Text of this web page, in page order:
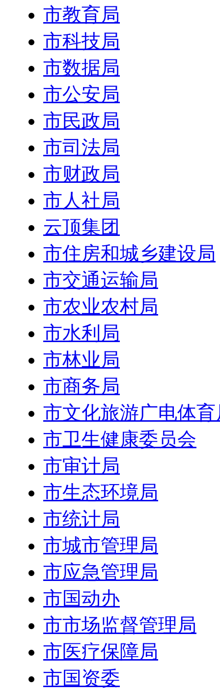
市教育局
市科技局
市数据局
市公安局
市民政局
市司法局
市财政局
市人社局
云顶集团
市住房和城乡建设局
市交通运输局
市农业农村局
市水利局
市林业局
市商务局
市文化旅游广电体育
市卫生健康委员会
市审计局
市生态环境局
市统计局
市城市管理局
市应急管理局
市国动办
市市场监督管理局
市医疗保障局
市国资委